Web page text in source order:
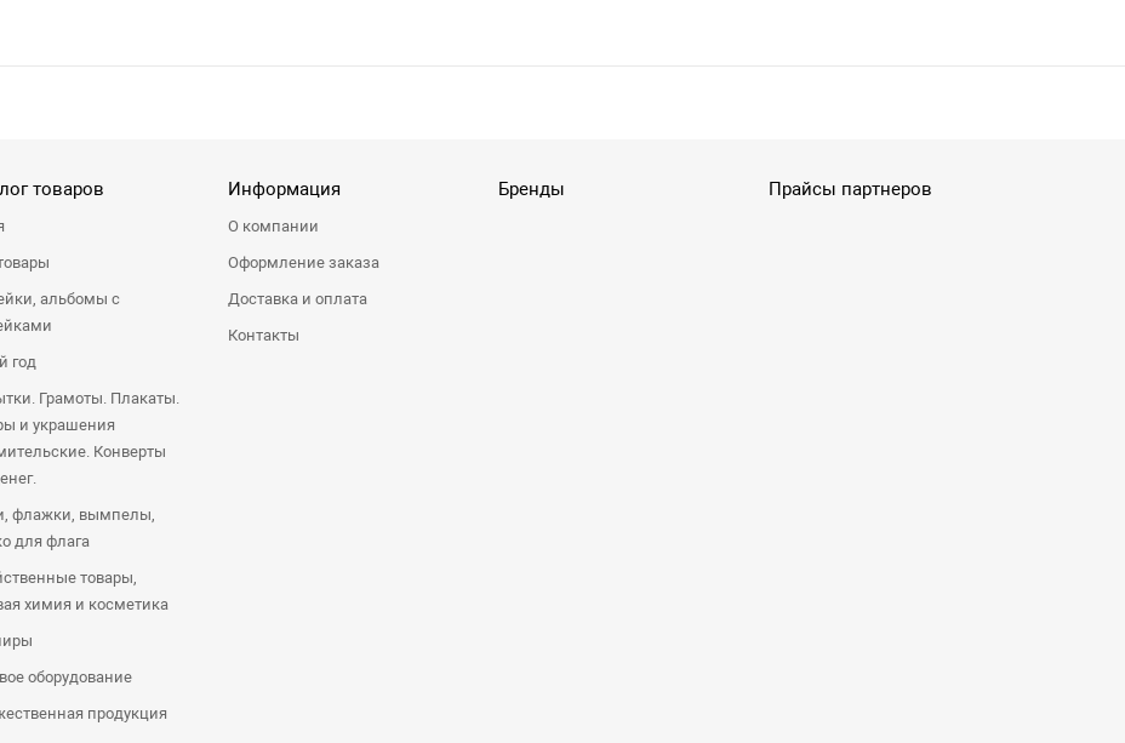
товаров
альбомы с
год
Грамоты. Плакаты.
и украшения
Конверты
флажки, вымпелы,
для флага
товары,
химия и косметика
оборудование
продукция
Информация
О компании
Оформление заказа
Доставка и оплата
Контакты
Бренды Прайсы партнеров